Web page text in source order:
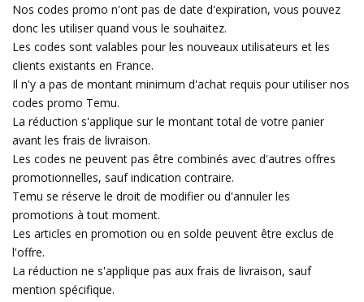
Nos codes promo n'ont pas de date d'expiration, vous pouvez
donc les utiliser quand vous le souhaitez.
Les codes sont valables pour les nouveaux utilisateurs et les
clients existants en France.
Il n'y a pas de montant minimum d'achat requis pour utiliser nos
codes promo Temu.
La réduction s'applique sur le montant total de votre panier
avant les frais de livraison.
Les codes ne peuvent pas être combinés avec d'autres offres
promotionnelles, sauf indication contraire.
Temu se réserve le droit de modifier ou d'annuler les
promotions à tout moment.
Les articles en promotion ou en solde peuvent être exclus de
l'offre.
La réduction ne s'applique pas aux frais de livraison, sauf
mention spécifique.